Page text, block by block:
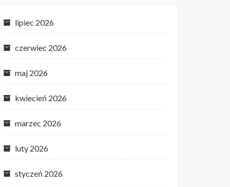
lipiec 2026
czerwiec 2026
maj 2026
kwiecień 2026
marzec 2026
luty 2026
styczeń 2026